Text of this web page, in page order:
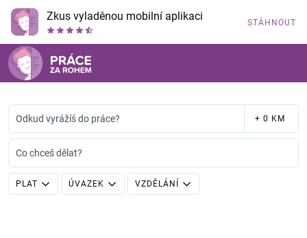
Zkus vyladěnou mobilní aplikaci STÁHNOUT
Odkud vyrážíš do práce? + 0 KM
Co chceš dělat?
PLAT ÚVAZEK VZDĚLÁNÍ